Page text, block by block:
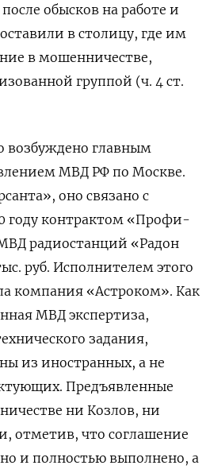
обысков на работе и
в столицу, где им
в мошенничестве,
группой (ч. 4 ст.
возбуждено главным
МВД РФ по Москве.
оно связано с
году контрактом «Профи-
радиостанций «Радон
руб. Исполнителем этого
компания «Астроком». Как
МВД экспертиза,
задания,
из иностранных, а не
Предъявленные
ни Козлов, ни
отметив, что соглашение
и полностью выполнено, а